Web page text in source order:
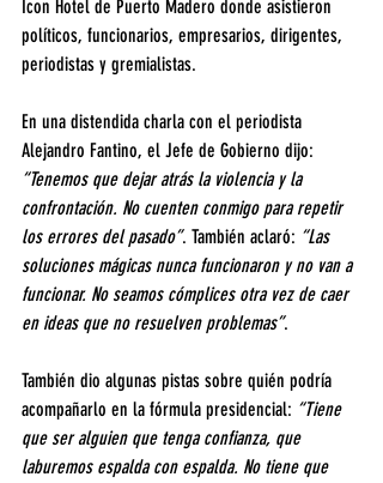
Icon Hotel de Puerto Madero donde asistieron
políticos, funcionarios, empresarios, dirigentes,
periodistas y gremialistas.
En una distendida charla con el periodista
Alejandro Fantino, el Jefe de Gobierno dijo:
“Tenemos que dejar atrás la violencia y la
confrontación. No cuenten conmigo para repetir
los errores del pasado”. También aclaró: “Las
soluciones mágicas nunca funcionaron y no van a
funcionar. No seamos cómplices otra vez de caer
en ideas que no resuelven problemas”.
También dio algunas pistas sobre quién podría
acompañarlo en la fórmula presidencial: “Tiene
que ser alguien que tenga confianza, que
laburemos espalda con espalda. No tiene que